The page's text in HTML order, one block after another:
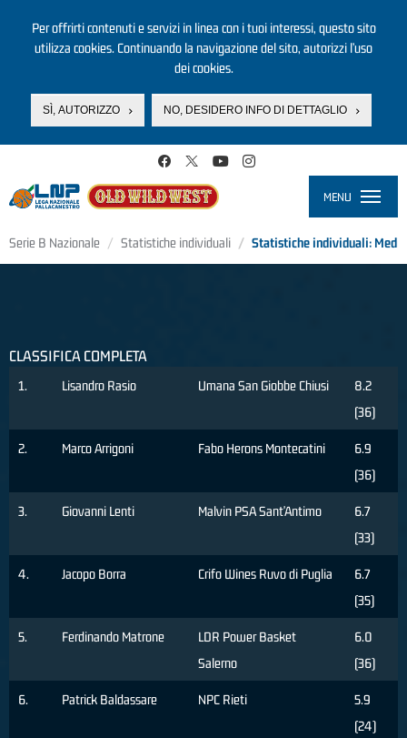
Per offrirti contenuti e servizi in linea con i tuoi interessi, questo sito
utilizza cookies. Continuando la navigazione del sito, autorizzi l’uso
dei cookies.
SÌ, AUTORIZZO NO, DESIDERO INFO DI DETTAGLIO
MENU
Serie B Nazionale Statistiche individuali Statistiche individuali:
CLASSIFICA COMPLETA
1. Lisandro Rasio Umana San Giobbe Chiusi
8.2
(36)
2. Marco Arrigoni Fabo Herons Montecatini
6.9
(36)
3. Giovanni Lenti Malvin PSA Sant'Antimo
6.7
(33)
4. Jacopo Borra Crifo Wines Ruvo di Puglia
6.7
(35)
5. Ferdinando Matrone
LDR Power Basket
Salerno
6.0
(36)
6. Patrick Baldassare NPC Rieti
5.9
(24)